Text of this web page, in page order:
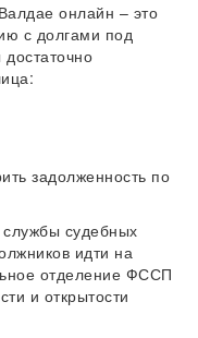
онлайн – это
с долгами под
задолженность по
судебных
идти на
отделение ФССП
и открытости